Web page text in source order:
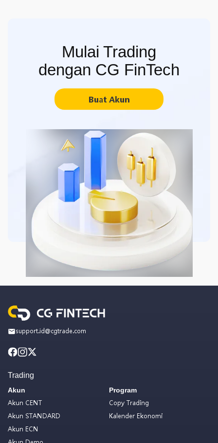
Mulai Trading
dengan CG FinTech
Buat Akun
support.id@cgtrade.com
Trading
Akun
Akun CENT
Akun STANDARD
Akun ECN
Program
Copy Trading
Kalender Ekonomi